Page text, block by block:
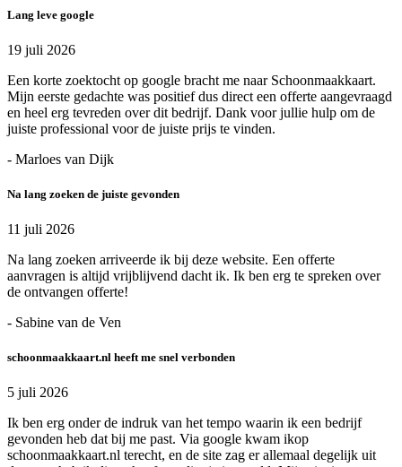
Lang leve google
19 juli 2026
Een korte zoektocht op google bracht me naar Schoonmaakkaart.
Mijn eerste gedachte was positief dus direct een offerte aangevraagd
en heel erg tevreden over dit bedrijf. Dank voor jullie hulp om de
juiste professional voor de juiste prijs te vinden.
- Marloes van Dijk
Na lang zoeken de juiste gevonden
11 juli 2026
Na lang zoeken arriveerde ik bij deze website. Een offerte
aanvragen is altijd vrijblijvend dacht ik. Ik ben erg te spreken over
de ontvangen offerte!
- Sabine van de Ven
schoonmaakkaart.nl heeft me snel verbonden
5 juli 2026
Ik ben erg onder de indruk van het tempo waarin ik een bedrijf
gevonden heb dat bij me past. Via google kwam ikop
schoonmaakkaart.nl terecht, en de site zag er allemaal degelijk uit